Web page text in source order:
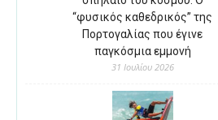
“φυσικός καθεδρικός” της
Πορτογαλίας που έγινε
παγκόσμια εμμονή
31 Ιουλίου 2026